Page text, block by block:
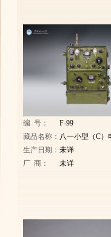
编 号：
F-99
藏品名称： 八一小型（C）
生产日期：未详
厂 商：
未详